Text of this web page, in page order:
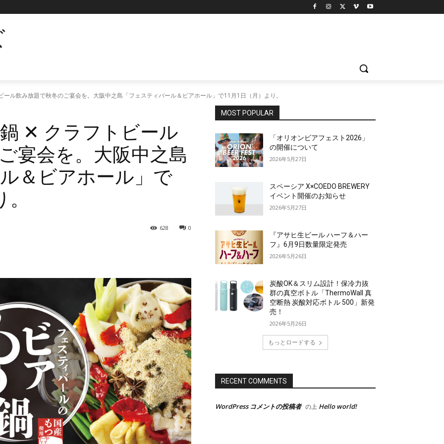
ル飲み放題で秋冬のご宴会を。大阪中之島「フェスティバール＆ビアホール」で11月1日（月）より。
✕ クラフトビール
宴会を。大阪中之島
＆ビアホール」で
0
628
MOST POPULAR
「オリオンビアフェスト2026」
の開催について
2026年5月27日
スペーシア X×COEDO BREWERY
イベント開催のお知らせ
2026年5月27日
『アサヒ生ビール ハーフ＆ハー
フ』6月9日数量限定発売
2026年5月26日
炭酸OK＆スリム設計！保冷力抜
群の真空ボトル「ThermoWall 真
空断熱 炭酸対応ボトル 500」新発
売！
2026年5月26日
もっとロードする
RECENT COMMENTS
WordPress コメントの投稿者 の上 Hello world!